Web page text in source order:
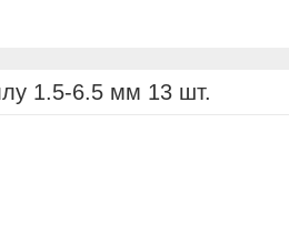
1.5-6.5 мм 13 шт.